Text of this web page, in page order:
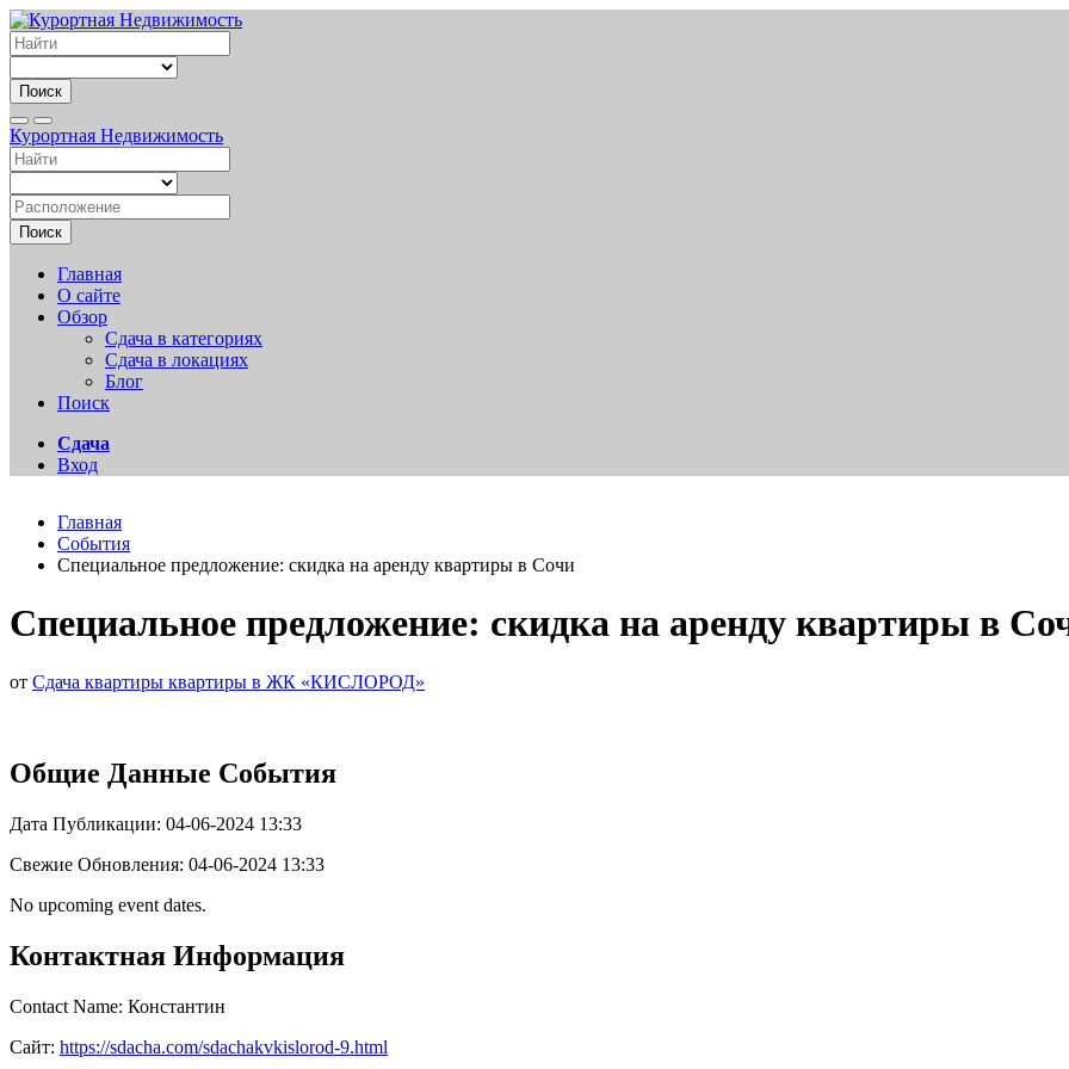
Поиск
Курортная Недвижимость
Поиск
Главная
О сайте
Обзор
Сдача в категориях
Сдача в локациях
Блог
Поиск
Сдача
Вход
Главная
События
Специальное предложение: скидка на аренду квартиры в Сочи
Специальное предложение: скидка на аренду квартиры в
от Сдача квартиры квартиры в ЖК «КИСЛОРОД»
Общие Данные События
Дата Публикации: 04-06-2024 13:33
Свежие Обновления: 04-06-2024 13:33
No upcoming event dates.
Контактная Информация
Contact Name: Константин
Сайт: https://sdacha.com/sdachakvkislorod-9.html